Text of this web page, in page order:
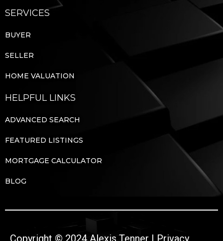
SERVICES
BUYER
SELLER
HOME VALUATION
HELPFUL LINKS
ADVANCED SEARCH
FEATURED LISTINGS
MORTGAGE CALCULATOR
BLOG
Copyright © 2024 Alexis Tenner | Privacy